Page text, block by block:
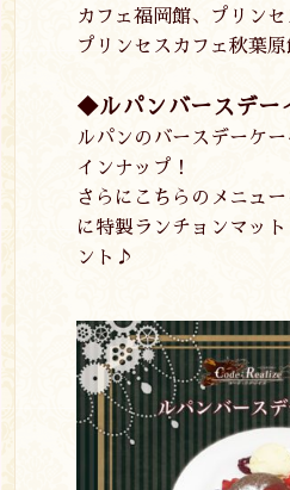
カフェ福岡館、プリンセ
プリンセスカフェ秋葉原
◆ルパンバースデー
ルパンのバースデーケ
インナップ！
さらにこちらのメニュ
に特製ランチョンマッ
ント♪